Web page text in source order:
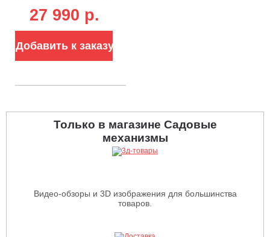
40В, верхнее
расп.двигателя,
мм, Т-рукоятка,
ремень, 4.5 кг)
27 990 p.
Добавить к заказу
Только в магазине Садовые
механизмы
Видео-обзоры и 3D изображения для большинства
товаров.